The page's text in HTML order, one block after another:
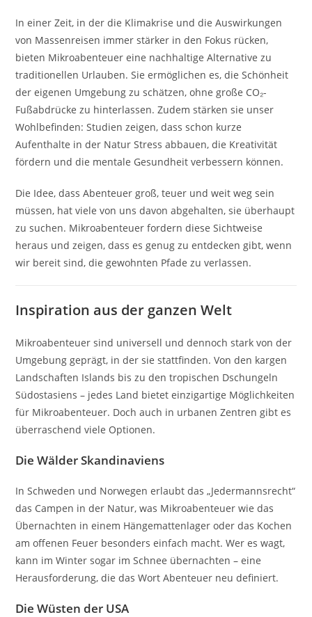
In einer Zeit, in der die Klimakrise und die Auswirkungen
von Massenreisen immer stärker in den Fokus rücken,
bieten Mikroabenteuer eine nachhaltige Alternative zu
traditionellen Urlauben. Sie ermöglichen es, die Schönheit
der eigenen Umgebung zu schätzen, ohne große CO₂-
Fußabdrücke zu hinterlassen. Zudem stärken sie unser
Wohlbefinden: Studien zeigen, dass schon kurze
Aufenthalte in der Natur Stress abbauen, die Kreativität
fördern und die mentale Gesundheit verbessern können.
Die Idee, dass Abenteuer groß, teuer und weit weg sein
müssen, hat viele von uns davon abgehalten, sie überhaupt
zu suchen. Mikroabenteuer fordern diese Sichtweise
heraus und zeigen, dass es genug zu entdecken gibt, wenn
wir bereit sind, die gewohnten Pfade zu verlassen.
Inspiration aus der ganzen Welt
Mikroabenteuer sind universell und dennoch stark von der
Umgebung geprägt, in der sie stattfinden. Von den kargen
Landschaften Islands bis zu den tropischen Dschungeln
Südostasiens – jedes Land bietet einzigartige Möglichkeiten
für Mikroabenteuer. Doch auch in urbanen Zentren gibt es
überraschend viele Optionen.
Die Wälder Skandinaviens
In Schweden und Norwegen erlaubt das „Jedermannsrecht“
das Campen in der Natur, was Mikroabenteuer wie das
Übernachten in einem Hängemattenlager oder das Kochen
am offenen Feuer besonders einfach macht. Wer es wagt,
kann im Winter sogar im Schnee übernachten – eine
Herausforderung, die das Wort Abenteuer neu definiert.
Die Wüsten der USA